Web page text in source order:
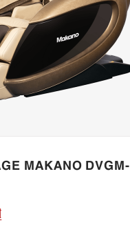
MAKANO DVGM-